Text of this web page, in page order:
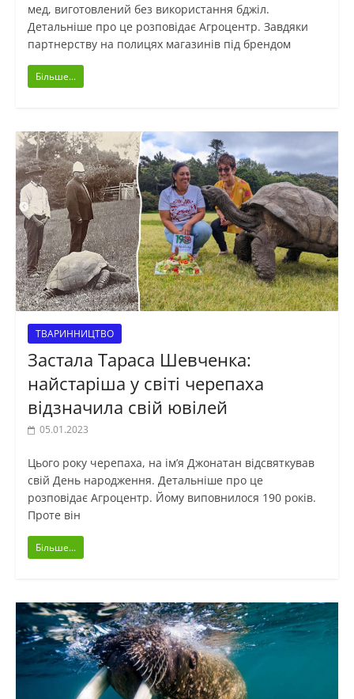
мед, виготовлений без використання бджіл.
Детальніше про це розповідає Агроцентр. Завдяки
партнерству на полицях магазинів під брендом
Більше...
ТВАРИННИЦТВО
Застала Тараса Шевченка:
найстаріша у світі черепаха
відзначила свій ювілей
05.01.2023
Цього року черепаха, на ім’я Джонатан відсвяткував
свій День народження. Детальніше про це
розповідає Агроцентр. Йому виповнилося 190 років.
Проте він
Більше...